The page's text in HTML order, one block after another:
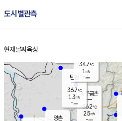
도시별관측
홈
현재날씨 육상
파주금촌
36.2℃
2.5m/s
-mm
탄현
36.7℃
1.3m/s
-mm
양촌
34.7℃
1 m/s
-mm